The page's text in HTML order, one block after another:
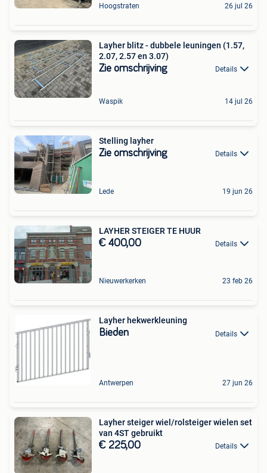
Hoogstraten 26 jul 26
Layher blitz - dubbele leuningen (1.57,
2.07, 2.57 en 3.07)
Zie omschrijving Details
Waspik 14 jul 26
Stelling layher
Zie omschrijving Details
Lede 19 jun 26
LAYHER STEIGER TE HUUR
€ 400,00 Details
Nieuwerkerken 23 feb 26
Layher hekwerkleuning
Bieden Details
Antwerpen 27 jun 26
Layher steiger wiel/rolsteiger wielen set
van 4ST gebruikt
€ 225,00 Details